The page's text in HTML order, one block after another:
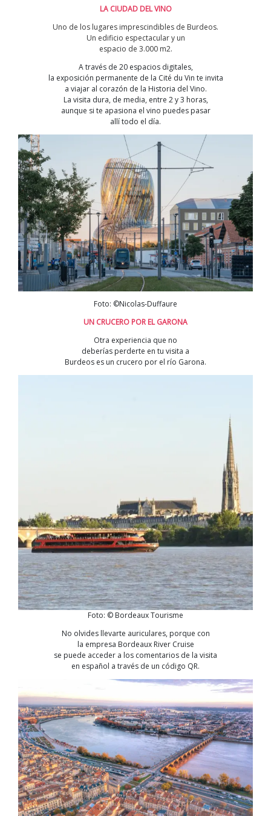
LA CIUDAD DEL VINO
Uno de los lugares imprescindibles de Burdeos.
Un edificio espectacular y un
espacio de 3.000 m2.
A través de 20 espacios digitales,
la exposición permanente de la Cité du Vin te invita
a viajar al corazón de la Historia del Vino.
La visita dura, de media, entre 2 y 3 horas,
aunque si te apasiona el vino puedes pasar
allí todo el día.
Foto: ©Nicolas-Duffaure
UN CRUCERO POR EL GARONA
Otra experiencia que no
deberías perderte en tu visita a
Burdeos es un crucero por el río Garona.
Foto: © Bordeaux Tourisme
No olvides llevarte auriculares, porque con
la empresa Bordeaux River Cruise
se puede acceder a los comentarios de la visita
en español a través de un código QR.